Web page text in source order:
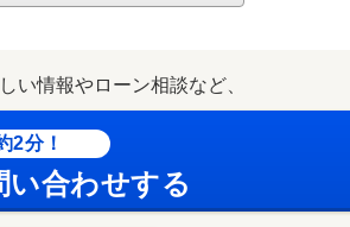
い情報やローン相談など、
2分！
い合わせする